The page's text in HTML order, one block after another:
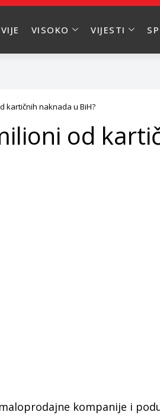
VISOKO VIJESTI
kartičnih naknada u BiH?
od
kompanije i